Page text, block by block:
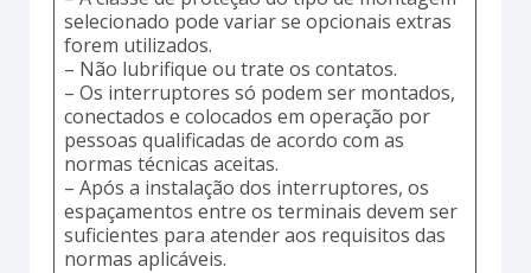
selecionado pode variar se opcionais extras
forem utilizados.
– Não lubrifique ou trate os contatos.
– Os interruptores só podem ser montados,
conectados e colocados em operação por
pessoas qualificadas de acordo com as
normas técnicas aceitas.
– Após a instalação dos interruptores, os
espaçamentos entre os terminais devem ser
suficientes para atender aos requisitos das
normas aplicáveis.